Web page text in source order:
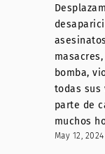
bomba,
todas sus
parte de
muchos
May 12, 2024